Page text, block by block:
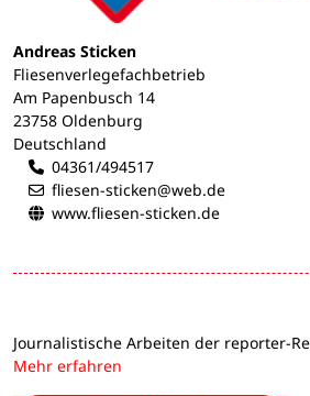
Andreas Sticken
Fliesenverlegefachbetrieb
Am Papenbusch 14
23758 Oldenburg
Deutschland
04361/494517
fliesen-sticken@web.de
www.fliesen-sticken.de
Journalistische Arbeiten der reporter-
Mehr erfahren